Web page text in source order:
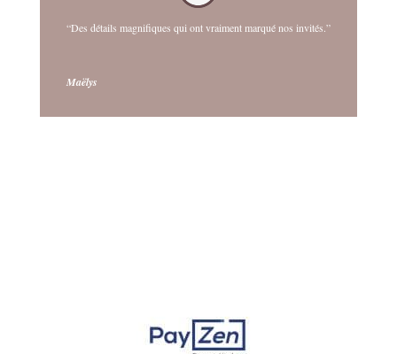
“Des détails magnifiques qui ont vraiment marqué nos invités.”
Maëlys